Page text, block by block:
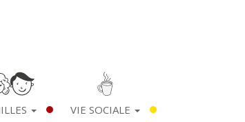
VIE SOCIALE